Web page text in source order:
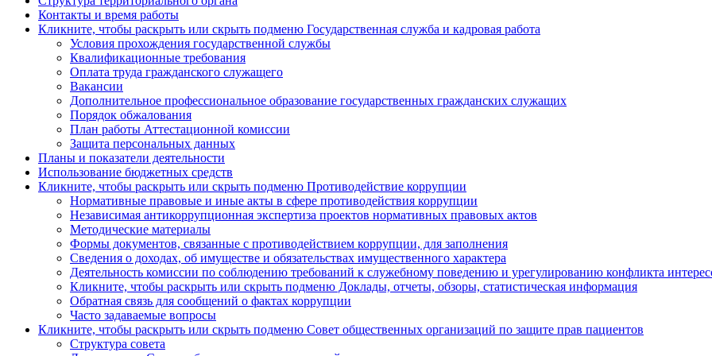
Контакты и время работы
Кликните, чтобы раскрыть или скрыть подменю Государственная служба и кадровая работа
Условия прохождения государственной службы
Квалификационные требования
Оплата труда гражданского служащего
Вакансии
Дополнительное профессиональное образование государственных гражданских служащих
Порядок обжалования
План работы Аттестационной комиссии
Защита персональных данных
Планы и показатели деятельности
Использование бюджетных средств
Кликните, чтобы раскрыть или скрыть подменю Противодействие коррупции
Нормативные правовые и иные акты в сфере противодействия коррупции
Независимая антикоррупционная экспертиза проектов нормативных правовых актов
Методические материалы
Формы документов, связанные с противодействием коррупции, для заполнения
Сведения о доходах, об имуществе и обязательствах имущественного характера
Деятельность комиссии по соблюдению требований к служебному поведению и урегулированию конфликта
Кликните, чтобы раскрыть или скрыть подменю Доклады, отчеты, обзоры, статистическая информация
Обратная связь для сообщений о фактах коррупции
Часто задаваемые вопросы
Кликните, чтобы раскрыть или скрыть подменю Совет общественных организаций по защите прав пациентов
Структура совета